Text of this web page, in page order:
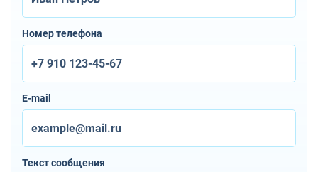
Номер телефона
E-mail
Текст сообщения